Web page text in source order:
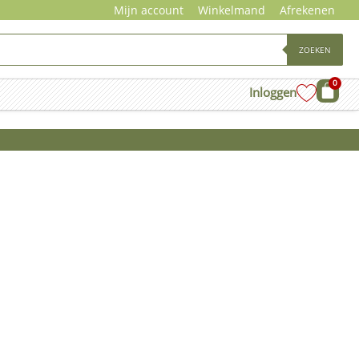
Mijn account Winkelmand Afrekenen
ZOEKEN
Inloggen
0